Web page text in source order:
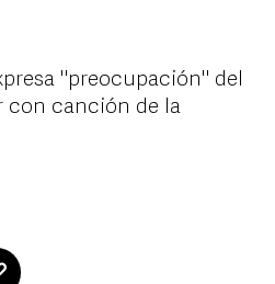
"preocupación" del
con canción de la